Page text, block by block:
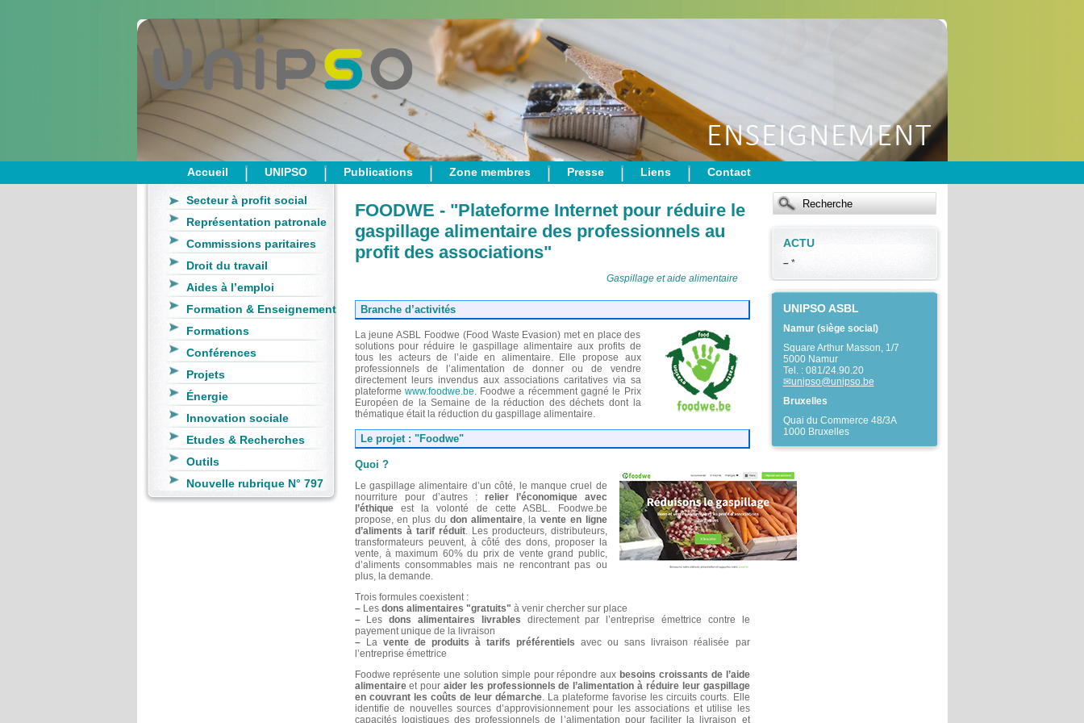
Accueil UNIPSO Publications Zone membres Presse Liens Contact
Secteur à profit social
Représentation patronale
Commissions paritaires
Droit du travail
Aides à l’emploi
Formation & Enseignement
Formations
Conférences
Projets
Énergie
Innovation sociale
Etudes & Recherches
Outils
Nouvelle rubrique N° 797
ACTU
–*
UNIPSO ASBL
Namur (siège social)
Square Arthur Masson, 1/7
5000 Namur
Tel. : 081/24.90.20
unipso@unipso.be
Bruxelles
Quai du Commerce 48/3A
1000 Bruxelles
FOODWE - "Plateforme Internet pour réduire le
gaspillage alimentaire des professionnels au
profit des associations"
Gaspillage et aide alimentaire
Branche d’activités
La jeune ASBL Foodwe (Food Waste Evasion) met en place des
solutions pour réduire le gaspillage alimentaire aux profits de
tous les acteurs de l’aide en alimentaire. Elle propose aux
professionnels de l’alimentation de donner ou de vendre
directement leurs invendus aux associations caritatives via sa
plateforme www.foodwe.be. Foodwe a récemment gagné le Prix
Européen de la Semaine de la réduction des déchets dont la
thématique était la réduction du gaspillage alimentaire.
Le projet : "Foodwe"
Quoi ?
Le gaspillage alimentaire d’un côté, le manque cruel de
nourriture pour d’autres : relier l’économique avec
l’éthiqueest la volonté de cette ASBL. Foodwe.be
propose, en plus du don alimentaire, lavente en ligne
d’aliments à tarif réduit. Les producteurs, distributeurs,
transformateurs peuvent, à côté des dons, proposer la
vente, à maximum 60% du prix de vente grand public,
d’aliments consommables mais ne rencontrant pas ou
plus, la demande.
Trois formules coexistent :
–Les dons alimentaires "gratuits" à venir chercher sur place
–Lesdons alimentaires livrables directement par l’entreprise émettrice contre le
payement unique de la livraison
–La vente de produits à tarifs préférentiels avec ou sans livraison réalisée par
l’entreprise émettrice
Foodwe représente une solution simple pour répondre aux besoins croissants de l’aide
alimentaireet pour aider les professionnels de l’alimentation à réduire leur gaspillage
en couvrant les coûts de leur démarche. La plateforme favorise les circuits courts. Elle
identifie de nouvelles sources d’approvisionnement pour les associations et utilise les
capacités logistiques des professionnels de l’alimentation pour faciliter la livraison et